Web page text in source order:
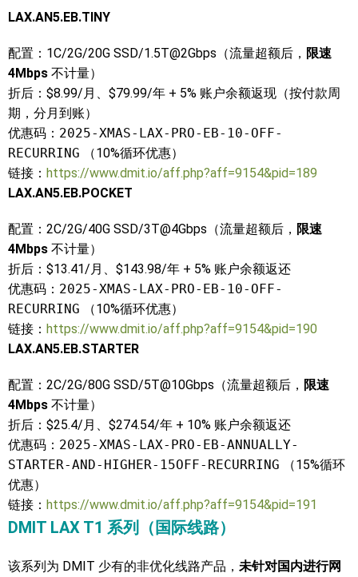
LAX.AN5.EB.TINY
配置：1C/2G/20G SSD/1.5T@2Gbps（流量超额后， 限速
4Mbps 不计量）
折后：$8.99/月、$79.99/年 + 5% 账户余额返现（按付款周
期，分月到账）
优惠码： 2025-XMAS-LAX-PRO-EB-10-OFF-
RECURRING （10%循环优惠）
链接： https://www.dmit.io/aff.php?aff=9154&pid=189
LAX.AN5.EB.POCKET
配置：2C/2G/40G SSD/3T@4Gbps（流量超额后， 限速
4Mbps 不计量）
折后：$13.41/月、$143.98/年 + 5% 账户余额返还
优惠码： 2025-XMAS-LAX-PRO-EB-10-OFF-
RECURRING （10%循环优惠）
链接： https://www.dmit.io/aff.php?aff=9154&pid=190
LAX.AN5.EB.STARTER
配置：2C/2G/80G SSD/5T@10Gbps（流量超额后， 限速
4Mbps 不计量）
折后：$25.4/月、$274.54/年 + 10% 账户余额返还
优惠码： 2025-XMAS-LAX-PRO-EB-ANNUALLY-
STARTER-AND-HIGHER-15OFF-RECURRING （15%循环
优惠）
链接： https://www.dmit.io/aff.php?aff=9154&pid=191
DMIT LAX T1 系列（国际线路）
该系列为 DMIT 少有的非优化线路产品， 未针对国内进行网